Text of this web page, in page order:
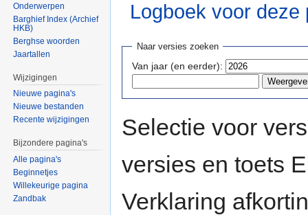
Logboek voor deze
Naar versies zoeken
Van jaar (en eerder):
Selectie voor
versies en toets
Verklaring
Onderwerpen
Barghief Index (Archief
HKB)
Berghse woorden
Jaartallen
Wijzigingen
Nieuwe pagina's
Nieuwe bestanden
Recente wijzigingen
Bijzondere pagina's
Alle pagina's
Beginnetjes
Willekeurige pagina
Zandbak